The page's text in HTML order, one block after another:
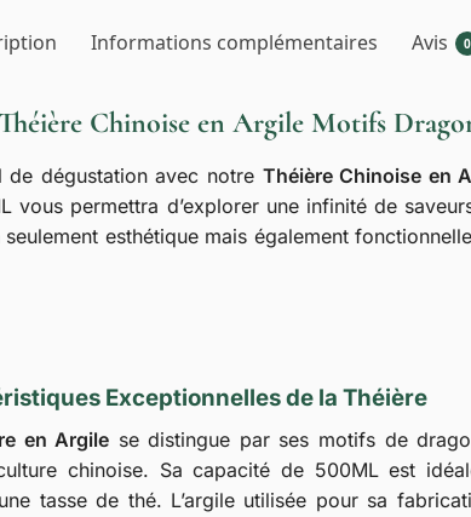
Informations complémentaires Avis 0
Chinoise en Argile Motifs
de dégustation avec notre Théière Chinoise en
vous permettra d’explorer une infinité de
esthétique mais également
Exceptionnelles de la Théière
en Argile se distingue par ses motifs de
chinoise. Sa capacité de 500ML est
tasse de thé. L’argile utilisée pour sa